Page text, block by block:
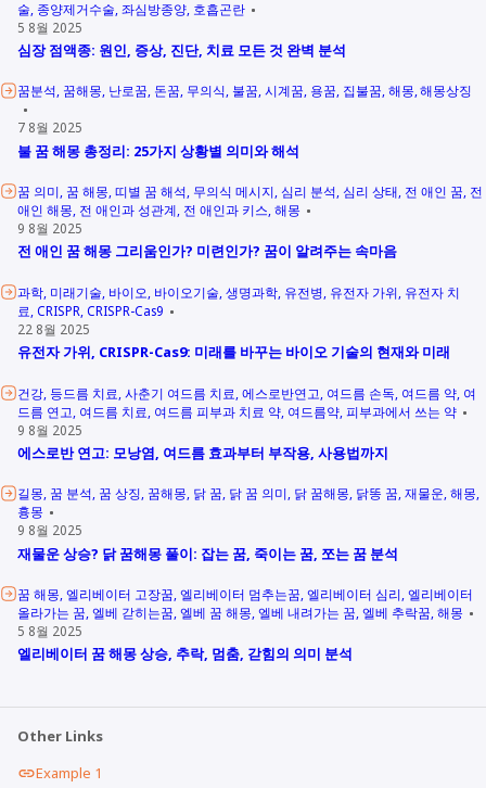
술 종양제거수술 좌심방종양 호흡곤란
5 8월 2025
심장 점액종: 원인, 증상, 진단, 치료 모든 것 완벽 분석
꿈분석 꿈해몽 난로꿈 돈꿈 무의식 불꿈 시계꿈 용꿈 집불꿈 해몽 해몽상징
7 8월 2025
불 꿈 해몽 총정리: 25가지 상황별 의미와 해석
꿈 의미 꿈 해몽 띠별 꿈 해석 무의식 메시지 심리 분석 심리 상태 전 애인 꿈 전
애인 해몽 전 애인과 성관계 전 애인과 키스 해몽
9 8월 2025
전 애인 꿈 해몽 그리움인가? 미련인가? 꿈이 알려주는 속마음
과학 미래기술 바이오 바이오기술 생명과학 유전병 유전자 가위 유전자 치
료 CRISPR CRISPR-Cas9
22 8월 2025
유전자 가위, CRISPR-Cas9: 미래를 바꾸는 바이오 기술의 현재와 미래
건강 등드름 치료 사춘기 여드름 치료 에스로반연고 여드름 손독 여드름 약 여
드름 연고 여드름 치료 여드름 피부과 치료 약 여드름약 피부과에서 쓰는 약
9 8월 2025
에스로반 연고: 모낭염, 여드름 효과부터 부작용, 사용법까지
길몽 꿈 분석 꿈 상징 꿈해몽 닭 꿈 닭 꿈 의미 닭 꿈해몽 닭똥 꿈 재물운 해몽
흉몽
9 8월 2025
재물운 상승? 닭 꿈해몽 풀이: 잡는 꿈, 죽이는 꿈, 쪼는 꿈 분석
꿈 해몽 엘리베이터 고장꿈 엘리베이터 멈추는꿈 엘리베이터 심리 엘리베이터
올라가는 꿈 엘베 갇히는꿈 엘베 꿈 해몽 엘베 내려가는 꿈 엘베 추락꿈 해몽
5 8월 2025
엘리베이터 꿈 해몽 상승, 추락, 멈춤, 갇힘의 의미 분석
Other Links
Example 1